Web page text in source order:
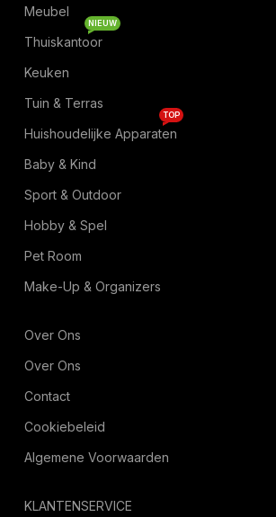
Meubel
Thuiskantoor
NIEUW
Keuken
Tuin & Terras
Huishoudelijke Apparaten
TOP
Baby & Kind
Sport & Outdoor
Hobby & Spel
Pet Room
Make-Up & Organizers
Over Ons
Over Ons
Contact
Cookiebeleid
Algemene Voorwaarden
KLANTENSERVICE